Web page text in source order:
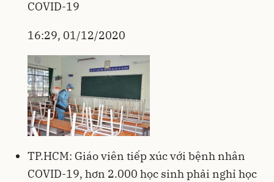
COVID-19
16:29, 01/12/2020
TP.HCM: Giáo viên tiếp xúc với bệnh nhân
COVID-19, hơn 2.000 học sinh phải nghỉ học